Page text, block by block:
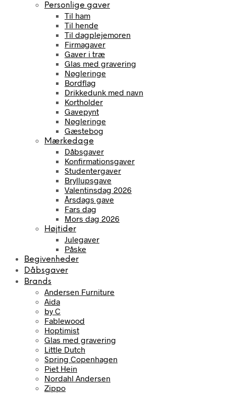
Personlige gaver
Til ham
Til hende
Til dagplejemoren
Firmagaver
Gaver i træ
Glas med gravering
Nøgleringe
Bordflag
Drikkedunk med navn
Kortholder
Gavepynt
Nøgleringe
Gæstebog
Mærkedage
Dåbsgaver
Konfirmationsgaver
Studentergaver
Bryllupsgave
Valentinsdag 2026
Årsdags gave
Fars dag
Mors dag 2026
Højtider
Julegaver
Påske
Begivenheder
Dåbsgaver
Brands
Andersen Furniture
Aida
by C
Fablewood
Hoptimist
Glas med gravering
Little Dutch
Spring Copenhagen
Piet Hein
Nordahl Andersen
Zippo